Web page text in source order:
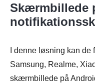
Skærmbillede
I denne løsning kan
Samsung, Realme,
skærmbillede på